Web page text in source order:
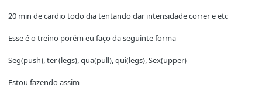
20 min de cardio todo dia tentando dar intensidade correr e etc
Esse é o treino porém eu faço da seguinte forma
Seg(push), ter (legs), qua(pull), qui(legs), Sex(upper)
Estou fazendo assim